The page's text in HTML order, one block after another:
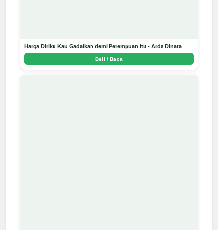
Harga Diriku Kau Gadaikan demi Perempuan Itu - Arda Dinata
Beli / Baca